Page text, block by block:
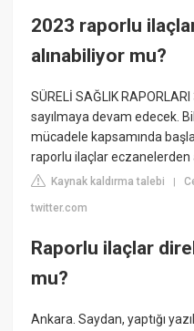
2023 raporlu
alınabiliyor mu?
SÜRELİ SAĞLIK
sayılmaya devam edecek.
mücadele kapsamında
raporlu ilaçlar eczanelerden
Kaynak kaldırma talebi |
twitter.com
Raporlu ilaçlar
mu?
Ankara. Saydan, yaptığı